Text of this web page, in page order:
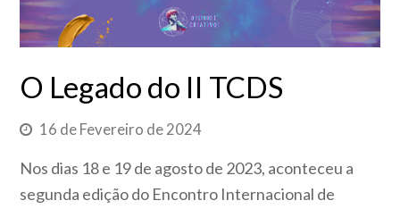
O Legado do II TCDS
16 de Fevereiro de 2024
Nos dias 18 e 19 de agosto de 2023, aconteceu a
segunda edição do Encontro Internacional de